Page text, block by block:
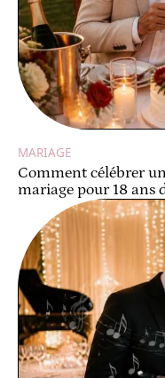
MARIAGE
Comment célébrer
mariage pour 18 ans